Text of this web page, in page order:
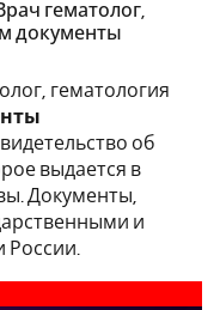
гематолог,
документы
гематология
об
выдается в
Документы,
и
России.